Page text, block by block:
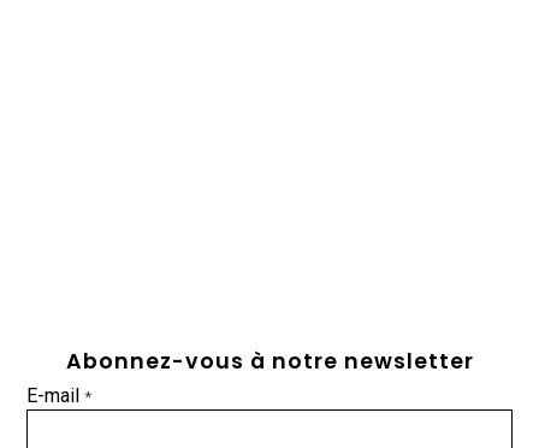
Abonnez-vous à notre newsletter
E-mail*